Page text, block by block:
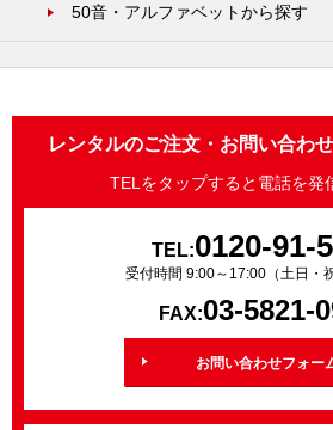
50音・アルファベットから探す
レンタルのご注文・お問い合わ
TELをタップすると電話を発
TEL:0120-91-
受付時間 9:00～17:00（土日・
FAX:03-5821-
お問い合わせフォー